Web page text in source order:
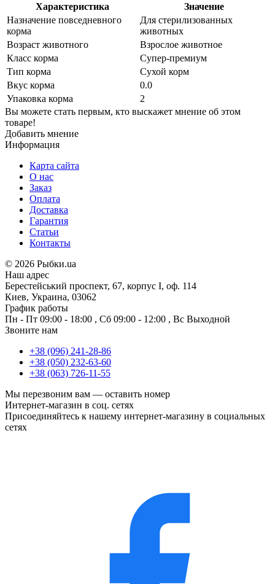
Характеристика
Значение
Назначение повседневного
корма
Для стерилизованных
животных
Возраст животного
Взрослое животное
Класс корма
Супер-премиум
Тип корма
Сухой корм
Вкус корма
0.0
Упаковка корма
2
Вы можете стать первым, кто выскажет мнение об этом
товаре!
Добавить мнение
Информация
Карта сайта
О нас
Заказ
Оплата
Доставка
Гарантия
Статьи
Контакты
© 2026 Рыбки.ua
Наш адрес
Берестейський проспект, 67, корпус I, оф. 114
Киев, Украина, 03062
График работы
Пн - Пт 09:00 - 18:00 , Сб 09:00 - 12:00 , Вс Выходной
Звоните нам
+38 (096) 241-28-86
+38 (050) 232-63-60
+38 (063) 726-11-55
Мы перезвоним вам — оставить номер
Интернет-магазин в соц. сетях
Присоединяйтесь к нашему интернет-магазину в социальных
сетях